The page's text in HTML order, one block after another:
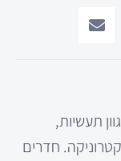
תעשיות,
חדרים